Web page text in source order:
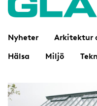
k
s
Nyheter Arkitektur
Hälsa
Miljö
I
m